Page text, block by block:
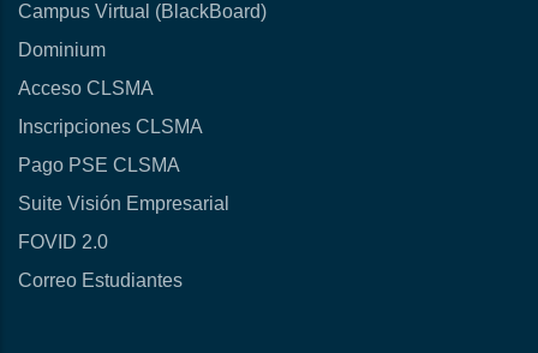
Campus Virtual (BlackBoard)
Dominium
Acceso CLSMA
Inscripciones CLSMA
Pago PSE CLSMA
Suite Visión Empresarial
FOVID 2.0
Correo Estudiantes